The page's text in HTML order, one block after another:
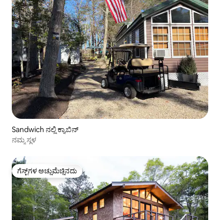
Sandwich ನಲ್ಲಿ ಕ್ಯಾಬಿನ್
ನಮ್ಮ ಸ್ಥಳ
ಗೆಸ್ಟ್‌ಗಳ ಅಚ್ಚುಮೆಚ್ಚಿನದು
ಗೆಸ್ಟ್‌ಗಳ ಅಚ್ಚುಮೆಚ್ಚಿನದು